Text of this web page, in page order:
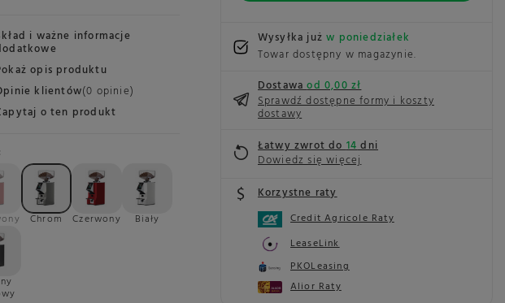
i ważne informacje
opis produktu
klientów(0 opinie)
o ten produkt
Chrom Czerwony Biały
Wysyłka jużw poniedziałek
Towar dostępny w magazynie
Dostawaod 0,00 zł
Sprawdź dostępne formy i koszty
dostawy
Łatwy zwrot do14dni
Dowiedz się więcej
Korzystne raty
Credit Agricole Raty
LeaseLink
PKOLeasing
Alior Raty